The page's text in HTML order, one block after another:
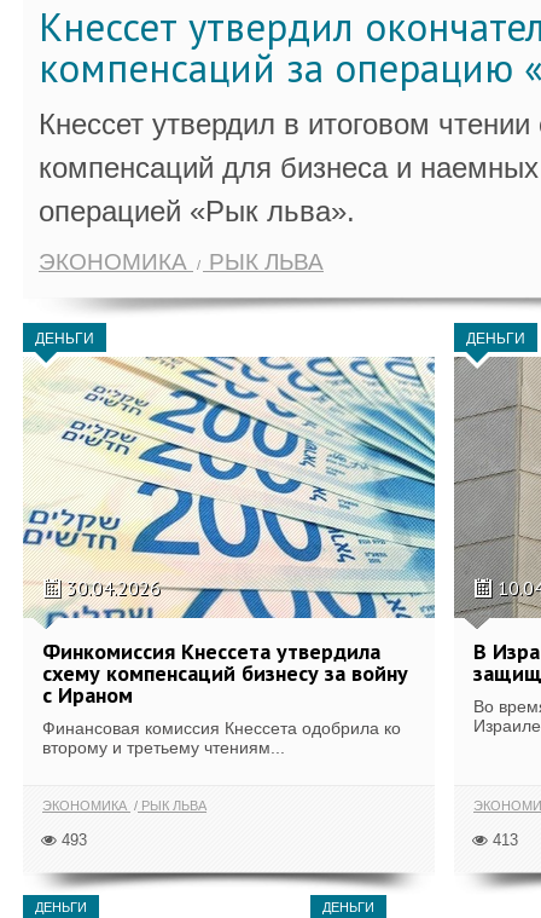
Кнессет утвердил
компенсаций за операцию
Кнессет утвердил в итоговом
компенсаций для бизнеса и
операцией «Рык льва».
ЭКОНОМИКА РЫК ЛЬВА
ДЕНЬГИ
30.04.2026
Финкомиссия Кнессета утвердила
схему компенсаций бизнесу за войну
с Ираном
Финансовая комиссия Кнессета одобрила ко
второму и третьему чтениям...
ЭКОНОМИКА РЫК ЛЬВА
493
ДЕНЬГИ
В
Во
413
ДЕНЬГИ ДЕНЬГИ